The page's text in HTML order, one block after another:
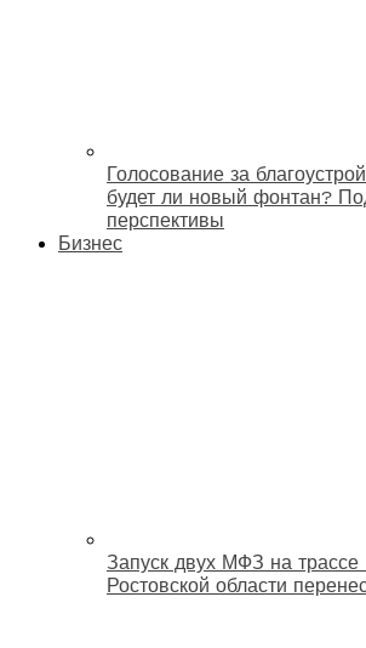
Голосование за
будет ли новый фонтан?
перспективы
Бизнес
Запуск двух МФЗ на
Ростовской области